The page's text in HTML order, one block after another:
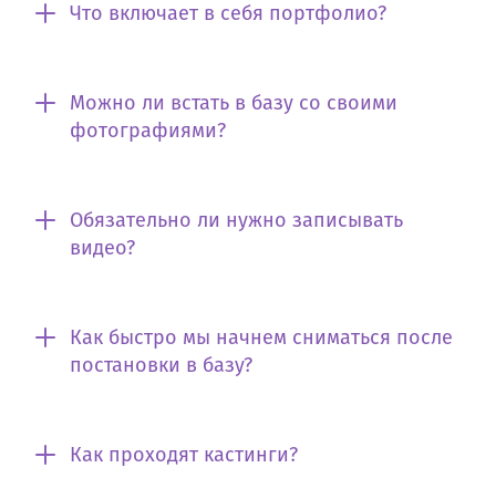
Что включает в себя портфолио?
Можно ли встать в базу со своими
фотографиями?
Обязательно ли нужно записывать
видео?
Как быстро мы начнем сниматься после
постановки в базу?
Как проходят кастинги?